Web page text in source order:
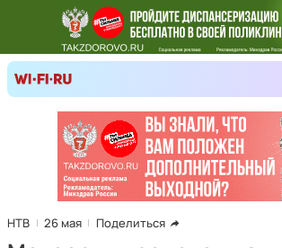
НТВ 26 мая Поделиться